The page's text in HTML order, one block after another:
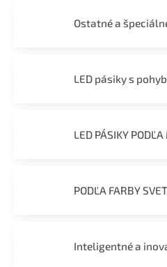
Ostatné a
LED pásiky s
LED PÁSIKY
PODĽA FARBY
Inteligentné a